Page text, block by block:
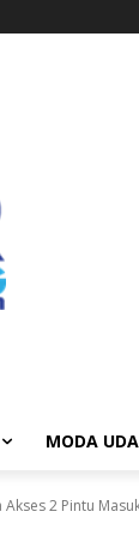
MODA
2 Pintu